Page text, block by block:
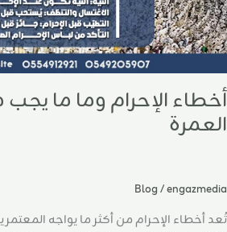
أخطاء الإحرام وما ما
العمرة
Blog/engazmedia
تُعد أخطاء الإحرام من أكثر ما يواجه